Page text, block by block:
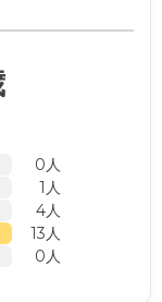
0人
1人
4人
13人
0人